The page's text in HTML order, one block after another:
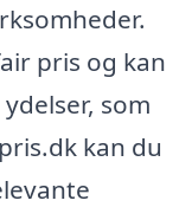
pris og kan
som
kan du